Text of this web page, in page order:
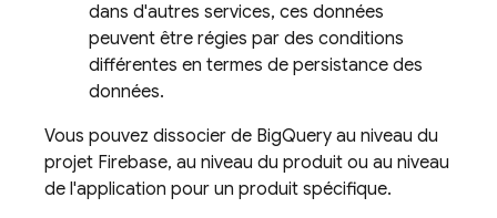
dans d'autres services, ces données
peuvent être régies par des conditions
différentes en termes de persistance des
données.
Vous pouvez dissocier de BigQuery au niveau du
projet Firebase, au niveau du produit ou au niveau
de l'application pour un produit spécifique.